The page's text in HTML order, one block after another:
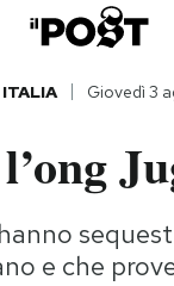
ITALIA Giovedì 3
e che